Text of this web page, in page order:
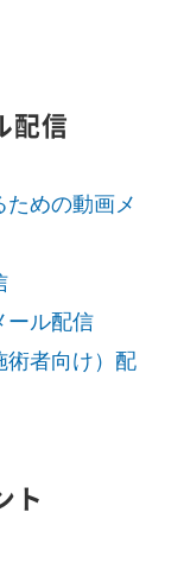
配信
めの動画メ
ル配信
者向け）配
ト